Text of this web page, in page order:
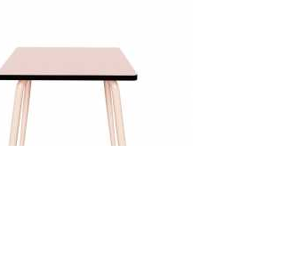
garantissant la conformité avec les